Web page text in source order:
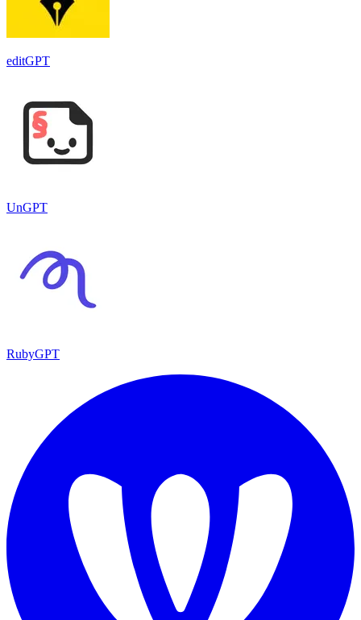
editGPT
UnGPT
RubyGPT